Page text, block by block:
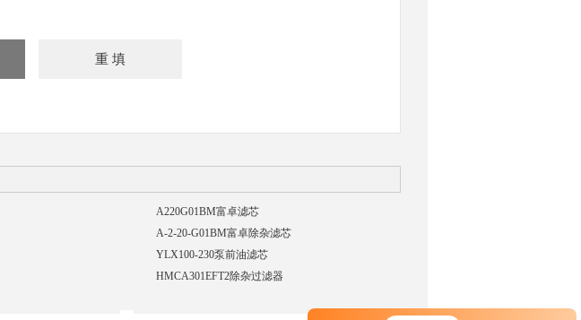
A220G01BM富卓滤芯
A-2-20-G01BM富卓除杂滤芯
YLX100-230泵前油滤芯
HMCA301EFT2除杂过滤器